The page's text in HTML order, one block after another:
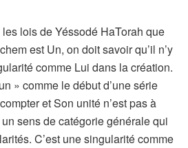
lois de Yéssodé HaTorah que
est Un, on doit savoir qu’il n’y
comme Lui dans la création.
» comme le début d’une série
et Son unité n’est pas à
sens de catégorie générale qui
C’est une singularité comme